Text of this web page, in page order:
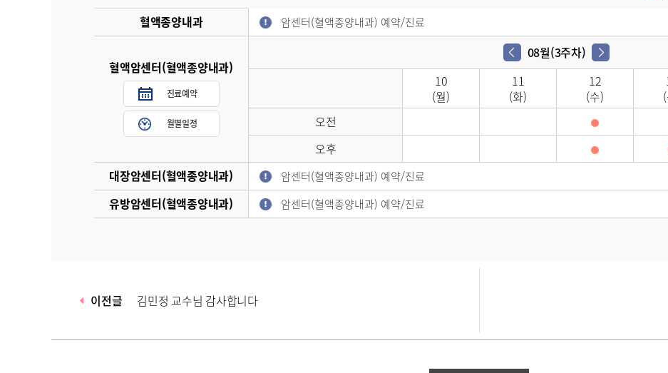
혈액종양내과 암센터(혈액종양내과) 예약/진료
혈액암센터(혈액종양내과)
진료예약
월별일정
08월(3주차)
10
(월)
11
(화)
12
(수)
오전
오후
대장암센터(혈액종양내과)
암센터(혈액종양내과) 예약/진료
유방암센터(혈액종양내과) 암센터(혈액종양내과) 예약/진료
이전글 김민정 교수님 감사합니다